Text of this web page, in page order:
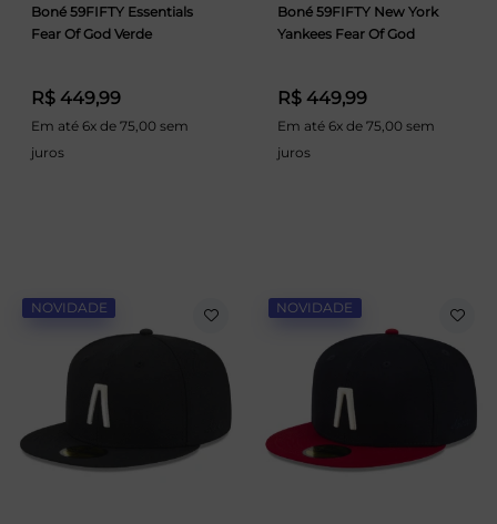
Boné 59FIFTY Essentials
Fear Of God Verde
R$ 449,99
Em até 6x de 75,00 sem
juros
Boné 59FIFTY New York
Yankees Fear Of God
R$ 449,99
Em até 6x de 75,00 sem
juros
NOVIDADE NOVIDADE